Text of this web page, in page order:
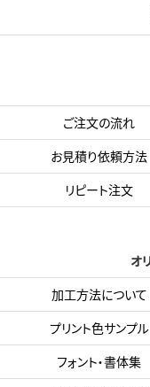
ご注文の流れ
お見積り依頼方法
リピート注文
オ
加工方法について
プリント色サンプル
フォント・書体集